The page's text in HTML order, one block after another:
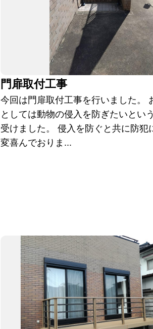
門扉取付工事
今回は門扉取付工事を行いました。
としては動物の侵入を防ぎたいとい
受けました。 侵入を防ぐと共に防犯
変喜んでおりま...